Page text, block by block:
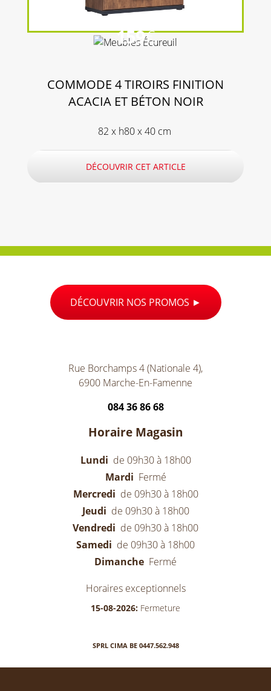
159€
COMMODE 4 TIROIRS FINITION
ACACIA ET BÉTON NOIR
82 x h80 x 40 cm
DÉCOUVRIR CET ARTICLE
DÉCOUVRIR NOS PROMOS
Rue Borchamps 4 (Nationale 4),
6900 Marche-En-Famenne
084 36 86 68
Horaire Magasin
Lundi de 09h30 à 18h00
Mardi Fermé
Mercredi de 09h30 à 18h00
Jeudi de 09h30 à 18h00
Vendredi de 09h30 à 18h00
Samedi de 09h30 à 18h00
Dimanche Fermé
Horaires exceptionnels
15-08-2026: Fermeture
SPRL CIMA BE 0447.562.948